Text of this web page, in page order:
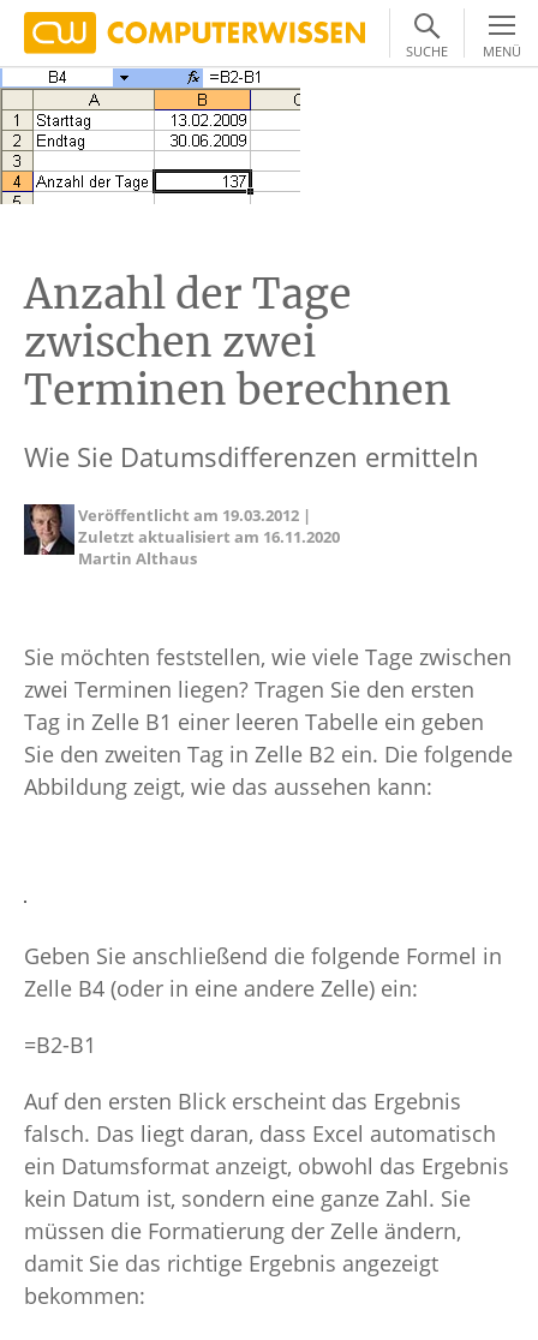
SUCHE MENÜ
Anzahl der Tage
zwischen zwei
Terminen berechnen
Wie Sie Datumsdifferenzen ermitteln
Veröffentlicht am 19.03.2012 |
Zuletzt aktualisiert am 16.11.2020
Martin Althaus
Sie möchten feststellen, wie viele Tage zwischen
zwei Terminen liegen? Tragen Sie den ersten
Tag in Zelle B1 einer leeren Tabelle ein geben
Sie den zweiten Tag in Zelle B2 ein. Die folgende
Abbildung zeigt, wie das aussehen kann:
Geben Sie anschließend die folgende Formel in
Zelle B4 (oder in eine andere Zelle) ein:
=B2-B1
Auf den ersten Blick erscheint das Ergebnis
falsch. Das liegt daran, dass Excel automatisch
ein Datumsformat anzeigt, obwohl das Ergebnis
kein Datum ist, sondern eine ganze Zahl. Sie
müssen die Formatierung der Zelle ändern,
damit Sie das richtige Ergebnis angezeigt
bekommen: